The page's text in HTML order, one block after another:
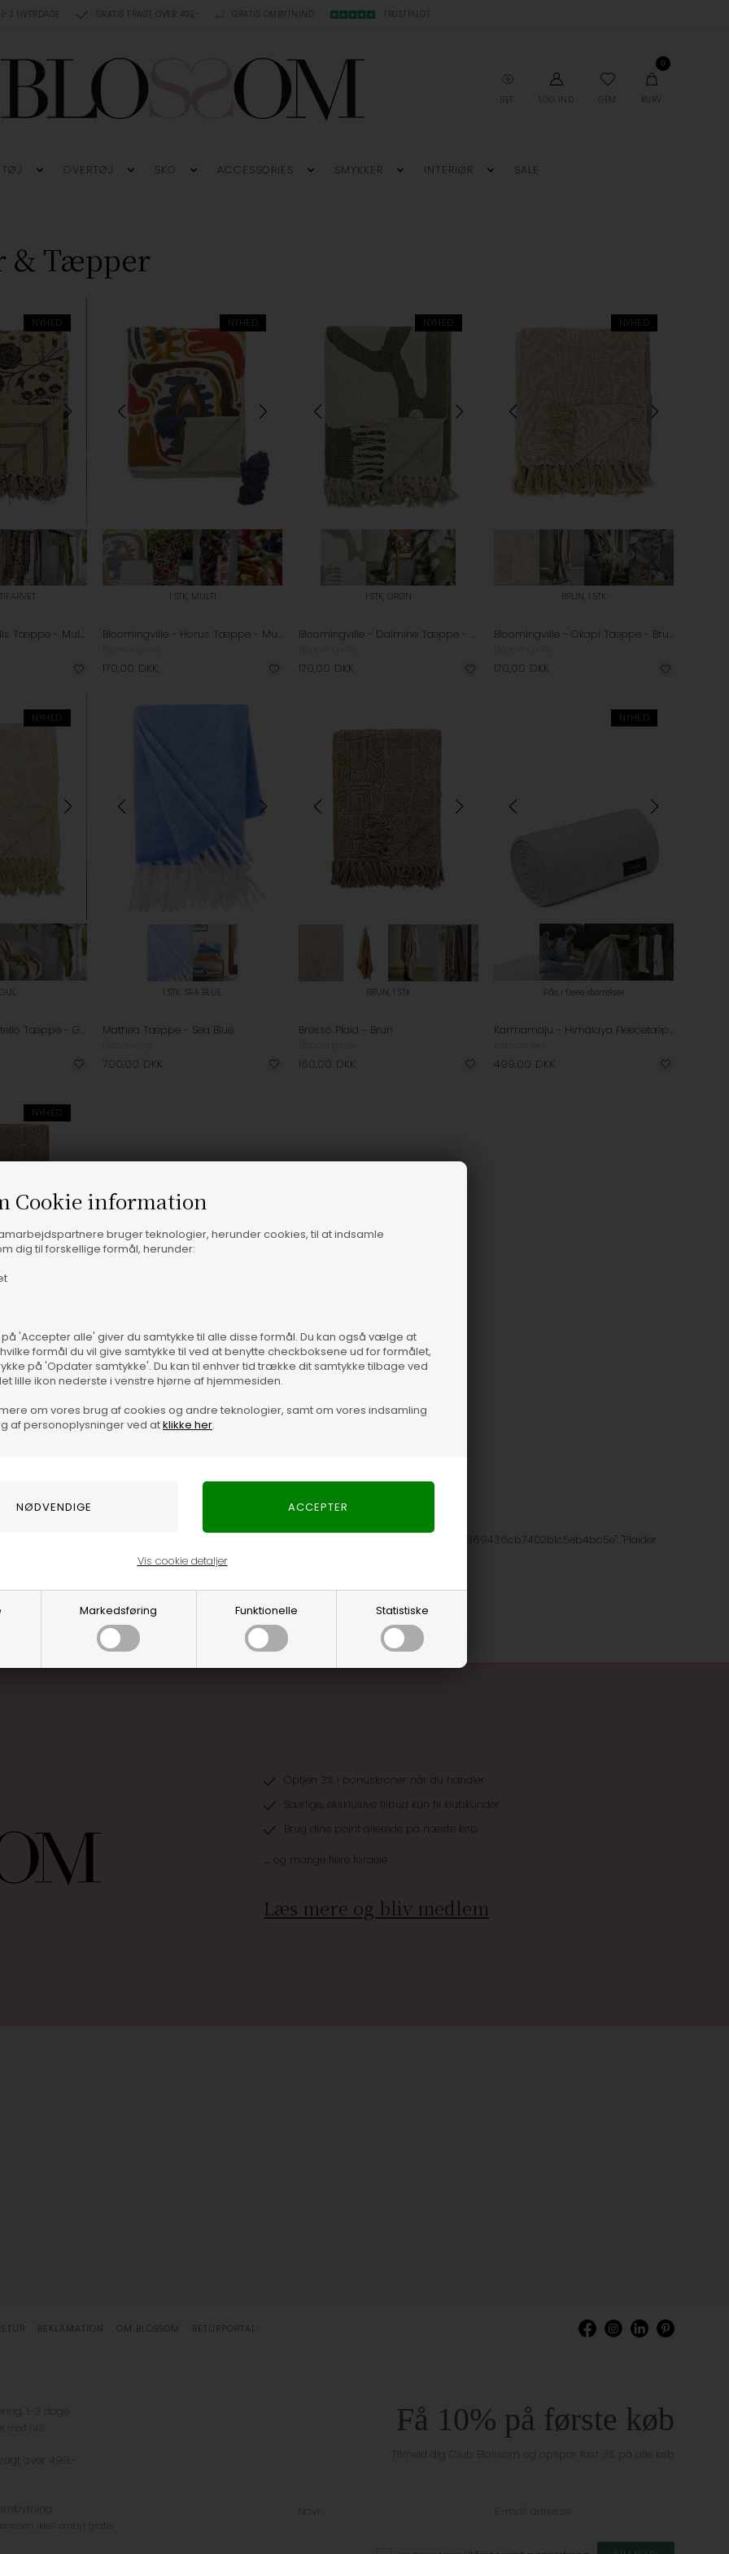
Cookie information
bruger teknologier, herunder cookies, til at indsamle
dig til forskellige formål, herunder:
'Accepter alle' giver du samtykke til alle disse formål. Du kan også vælge at
formål du vil give samtykke til ved at benytte checkboksene ud for formålet,
på 'Opdater samtykke'. Du kan til enhver tid trække dit samtykke tilbage ved
lille ikon nederste i venstre hjørne af hjemmesiden.
om vores brug af cookies og andre teknologier, samt om vores indsamling
af personoplysninger ved atklikke her.
Markedsføring Funktionelle Statistiske
Vis cookie detaljer
3 HVERDAGE GRATIS FRAGT OVER 499,- GRATIS OMBYTNING TRUSTPILOT
SET LOG IND GEM
0
KURV
TØJ OVERTØJ SKO ACCESSORIES SMYKKER INTERIØR SALE
& Tæpper
NYHED
Bloomingville - Eydis Tæppe - Multifarvet
NYHED
1 STK, MULTI
Bloomingville - Horus Tæppe - Multifarvet
170,00 DKK
NYHED
1 STK, GRØN
Bloomingville - Dalmine Tæppe - Grøn
170,00 DKK
NYHED
BRUN, 1 STK
Bloomingville - Okapi Tæppe - Brun
170,00 DKK
NYHED
Bloomingville - Pratello Tæppe - Gul
1 STK, SEA BLUE
Mathea Tæppe - Sea Blue
700,00 DKK
BRUN, 1 STK
Bresso Plaid - Brun
160,00 DKK
NYHED
Fås i flere størrelser
Karmamaju - Himalaya Fleecetæppe - Light Grey
499,00 DKK
NYHED
STK
Bloomingville - Bresso Tæppe - Brun
"Bolig", "9760a2f3aeb94cd8ae7b29a0d908a129": "Home", "afd7b6b85369436cb7402b1c5eb4bc5e": "Plaider
"Stue"}
Optjen 3% i bonuskroner når du handler
Særlige, eksklusive tilbud kun til klubkunder
Brug dine point allerede på næste køb
.... og mange flere fordele
Læs mere og bliv medlem
REKLAMATION OM BLOSSOM RETURPORTAL
1-3 dage
med GLS
over 499,-
ikke? ombyt gratis
Få 10% på første køb
Tilmeld dig Club Blossom og opspar fast 3% på alle køb